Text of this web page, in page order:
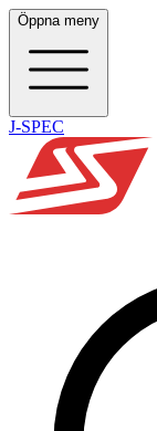
Öppna meny
J-SPEC